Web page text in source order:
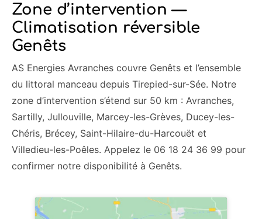
Zone d’intervention —
Climatisation réversible
Genêts
AS Energies Avranches couvre Genêts et l’ensemble
du littoral manceau depuis Tirepied-sur-Sée. Notre
zone d’intervention s’étend sur 50 km : Avranches,
Sartilly, Jullouville, Marcey-les-Grèves, Ducey-les-
Chéris, Brécey, Saint-Hilaire-du-Harcouët et
Villedieu-les-Poêles. Appelez le 06 18 24 36 99 pour
confirmer notre disponibilité à Genêts.